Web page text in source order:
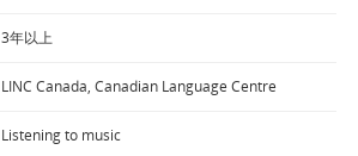
3年以上
LINC Canada, Canadian Language Centre
Listening to music